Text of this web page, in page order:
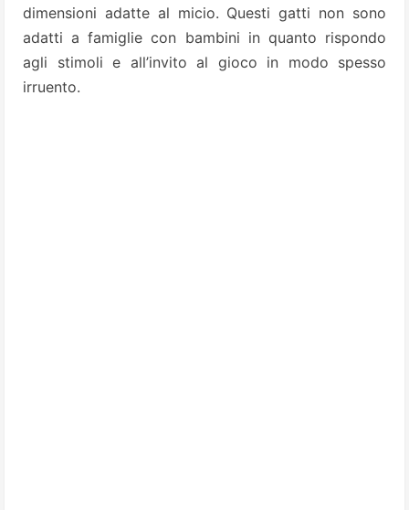
dimensioni adatte al micio. Questi gatti non sono
adatti a famiglie con bambini in quanto rispondo
agli stimoli e all’invito al gioco in modo spesso
irruento.